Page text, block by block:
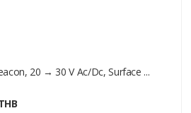
20 → 30 V Ac/dc, Surface ...